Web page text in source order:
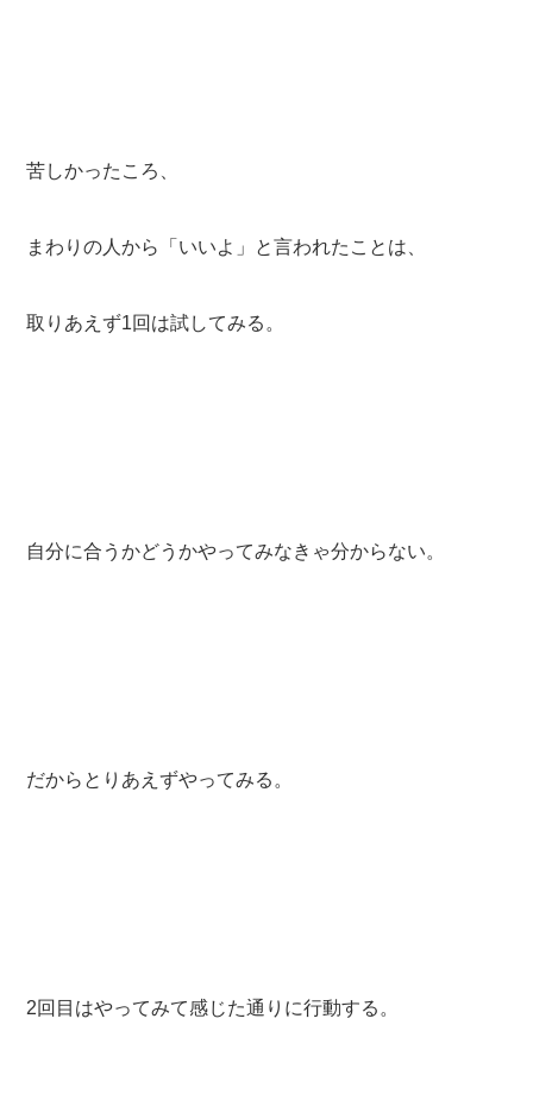
苦しかったころ、
まわりの人から「いいよ」と言われたことは、
取りあえず1回は試してみる。
自分に合うかどうかやってみなきゃ分からない。
だからとりあえずやってみる。
2回目はやってみて感じた通りに行動する。